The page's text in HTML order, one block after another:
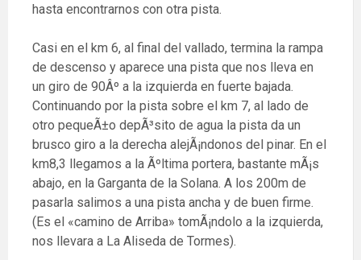
hasta encontrarnos con otra pista.
Casi en el km 6, al final del vallado, termina la rampa
de descenso y aparece una pista que nos lleva en
un giro de 90Âº a la izquierda en fuerte bajada.
Continuando por la pista sobre el km 7, al lado de
otro pequeÃ±o depÃ³sito de agua la pista da un
brusco giro a la derecha alejÃ¡ndonos del pinar. En el
km8,3 llegamos a la Ãºltima portera, bastante mÃ¡s
abajo, en la Garganta de la Solana. A los 200m de
pasarla salimos a una pista ancha y de buen firme.
(Es el «camino de Arriba» tomÃ¡ndolo a la izquierda,
nos llevara a La Aliseda de Tormes).